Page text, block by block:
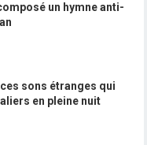
un hymne anti-
sons étranges qui
en pleine nuit